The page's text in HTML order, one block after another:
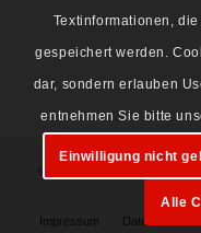
© Copyright 1997-2026 Mike
Impressum Datenschutz
Textinformationen,
gespeichert werden.
dar, sondern erlauben
entnehmen Sie bitte
Einwilligung nicht
Alle